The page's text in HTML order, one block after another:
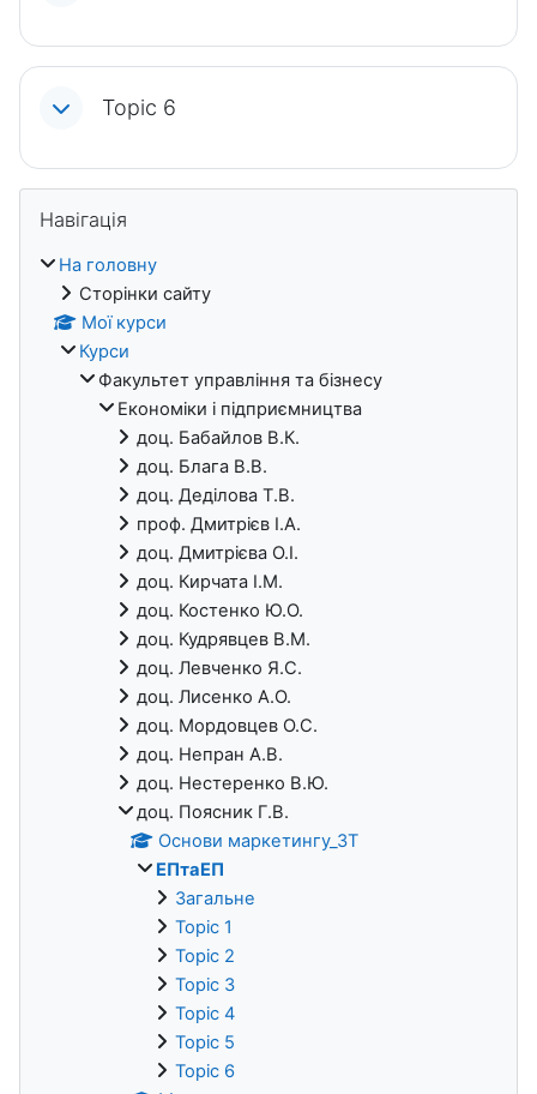
Topic 6
Блоки
Навігація
На головну
Сторінки сайту
Мої курси
Курси
Факультет управління та бізнесу
Економіки i підприємництва
доц. Бабайлов В.К.
доц. Блага В.В.
доц. Деділова Т.В.
проф. Дмитрієв І.А.
доц. Дмитрієва О.І.
доц. Кирчата І.М.
доц. Костенко Ю.О.
доц. Кудрявцев В.М.
доц. Левченко Я.С.
доц. Лисенко А.О.
доц. Мордовцев О.С.
доц. Непран А.В.
доц. Нестеренко В.Ю.
доц. Поясник Г.В.
Основи маркетингу_3Т
ЕПтаЕП
Загальне
Topic 1
Topic 2
Topic 3
Topic 4
Topic 5
Topic 6